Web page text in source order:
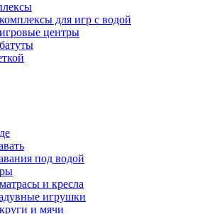
для игр с водой
центры
под водой
и кресла
игрушки
и мячи